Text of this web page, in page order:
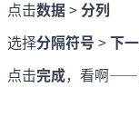
点击数据>分列
选择分隔符号 >下
点击完成，看啊